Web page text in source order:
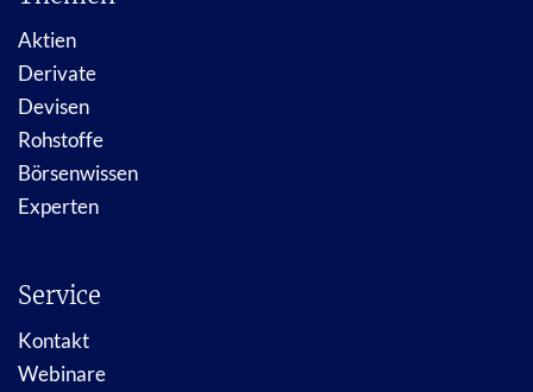
Aktien
Derivate
Devisen
Rohstoffe
Börsenwissen
Experten
Service
Kontakt
Webinare